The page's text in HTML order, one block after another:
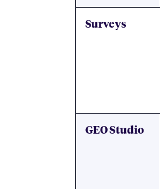
Surveys
GEO Studio